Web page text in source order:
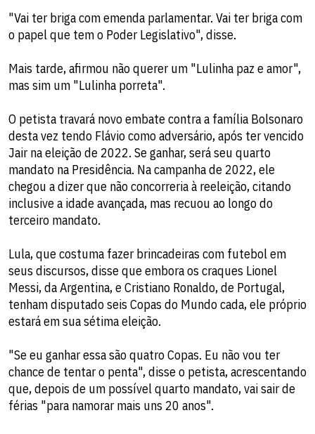
"Vai ter briga com emenda parlamentar. Vai ter briga com
o papel que tem o Poder Legislativo", disse.
Mais tarde, afirmou não querer um "Lulinha paz e amor",
mas sim um "Lulinha porreta".
O petista travará novo embate contra a família Bolsonaro
desta vez tendo Flávio como adversário, após ter vencido
Jair na eleição de 2022. Se ganhar, será seu quarto
mandato na Presidência. Na campanha de 2022, ele
chegou a dizer que não concorreria à reeleição, citando
inclusive a idade avançada, mas recuou ao longo do
terceiro mandato.
Lula, que costuma fazer brincadeiras com futebol em
seus discursos, disse que embora os craques Lionel
Messi, da Argentina, e Cristiano Ronaldo, de Portugal,
tenham disputado seis Copas do Mundo cada, ele próprio
estará em sua sétima eleição.
"Se eu ganhar essa são quatro Copas. Eu não vou ter
chance de tentar o penta", disse o petista, acrescentando
que, depois de um possível quarto mandato, vai sair de
férias "para namorar mais uns 20 anos".